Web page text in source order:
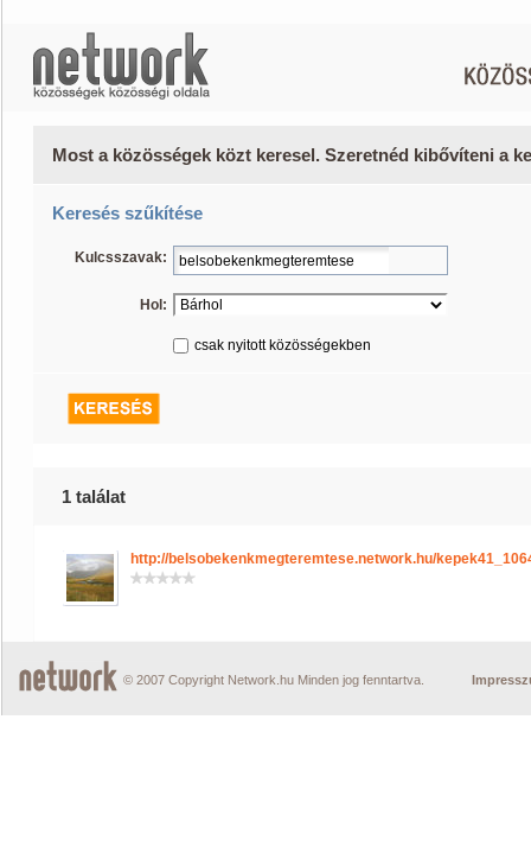
Most a közösségek közt keresel. Szeretnéd kibővíteni a
Keresés szűkítése
Kulcsszavak:
Hol:
csak nyitott közösségekben
1 találat
http://belsobekenkmegteremtese.network.hu/
© 2007 Copyright Network.hu Minden jog fenntartva.